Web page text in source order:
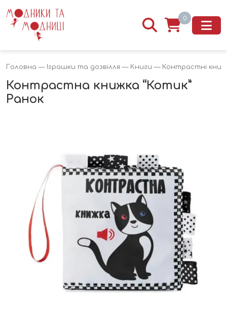
0
Головна — Іграшки та дозвілля — Книги — Контрастні
Контрастна книжка “Котик”
Ранок